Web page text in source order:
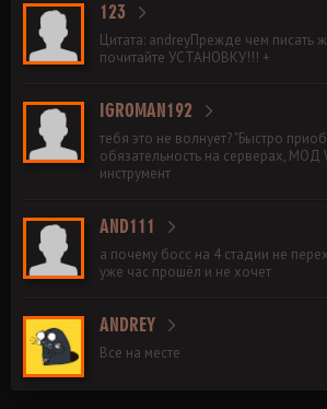
123
Цитата: andreyПрежде чем писать
почитайте УСТАНОВКУ!!! +
IGROMAN192
тебя это не волнует? "Быстро
обязательность на серверах,
инструмент
AND111
а почему босс на 4 стадии не
уже час прошёл и не хочет
ANDREY
Все на месте